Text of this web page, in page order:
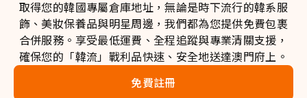
取得您的韓國專屬倉庫地址，無論是時下流行的韓系服
飾、美妝保養品與明星周邊，我們都為您提供免費包裹
合併服務。享受最低運費、全程追蹤與專業清關支援，
確保您的「韓流」戰利品快速、安全地送達澳門府上。
免費註冊